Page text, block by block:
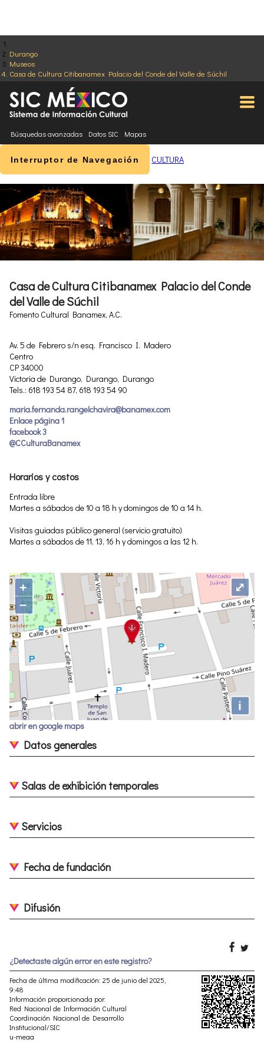
Durango
Museos
Casa de Cultura Citibanamex Palacio del Conde del Valle de Súchil
Búsquedas avanzadas Datos SIC Mapas
Interruptor de Navegación CULTURA
Casa de Cultura Citibanamex Palacio del Conde
del Valle de Súchil
Fomento Cultural Banamex, A.C.
Av. 5 de Febrero s/n esq. Francisco I. Madero
Centro
CP 34000
Victoria de Durango, Durango, Durango
Tels.: 618 193 54 87, 618 193 54 90
maria.fernanda.rangelchavira@banamex.com
Enlace página 1
facebook 3
@CCulturaBanamex
Horarios y costos
Entrada libre
Martes a sábados de 10 a 18 h y domingos de 10 a 14 h.
Visitas guiadas público general (servicio gratuito)
Martes a sábados de 11, 13, 16 h y domingos a las 12 h.
+
−
i
⤢
abrir en google maps
Datos generales
Salas de exhibición temporales
Servicios
Fecha de fundación
Difusión
¿Detectaste algún error en este registro?
Fecha de última modificación: 25 de junio del 2025,
9:48
Información proporcionada por:
Red Nacional de Información Cultural
Coordinación Nacional de Desarrollo
Institucional/SIC
u-meaa